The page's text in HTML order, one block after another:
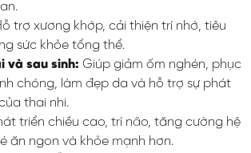
trợ xương khớp, cải thiện trí nhớ, tiêu
sức khỏe tổng thể.
và sau sinh: Giúp giảm ốm nghén, phục
chóng, làm đẹp da và hỗ trợ sự phát
thai nhi.
triển chiều cao, trí não, tăng cường hệ
ăn ngon và khỏe mạnh hơn.